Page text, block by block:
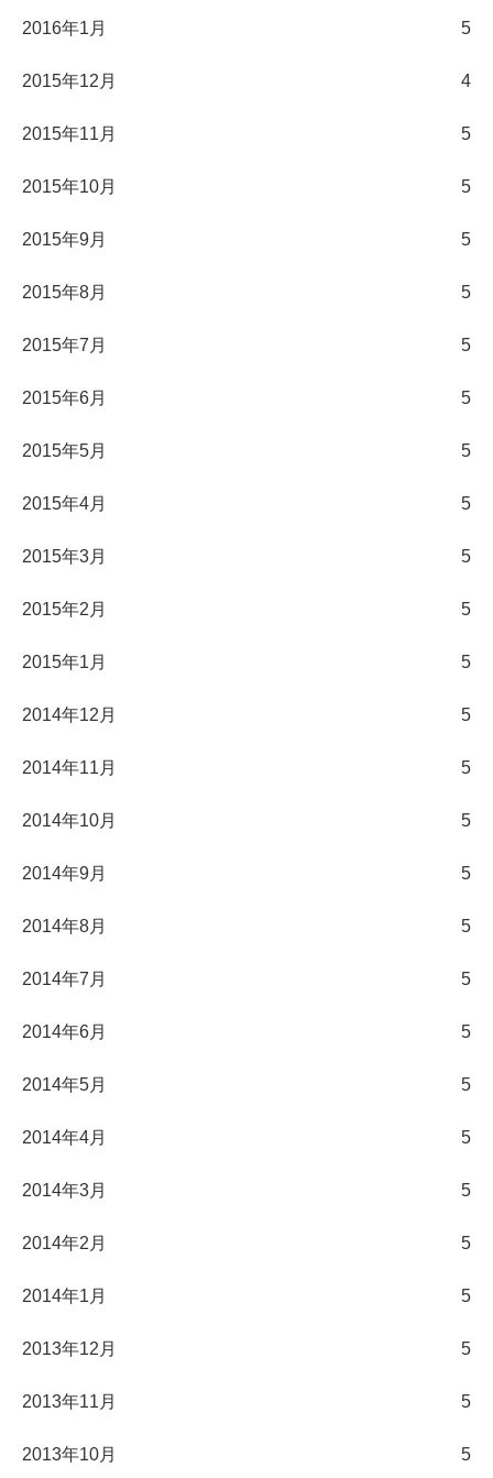
2016年1月 5
2015年12月 4
2015年11月 5
2015年10月 5
2015年9月 5
2015年8月 5
2015年7月 5
2015年6月 5
2015年5月 5
2015年4月 5
2015年3月 5
2015年2月 5
2015年1月 5
2014年12月 5
2014年11月 5
2014年10月 5
2014年9月 5
2014年8月 5
2014年7月 5
2014年6月 5
2014年5月 5
2014年4月 5
2014年3月 5
2014年2月 5
2014年1月 5
2013年12月 5
2013年11月 5
2013年10月 5